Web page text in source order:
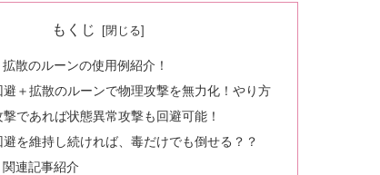
もくじ
散のルーンの使用例紹介！
避＋拡散のルーンで物理攻撃を無力化！やり方
であれば状態異常攻撃も回避可能！
避を維持し続ければ、毒だけでも倒せる？？
連記事紹介